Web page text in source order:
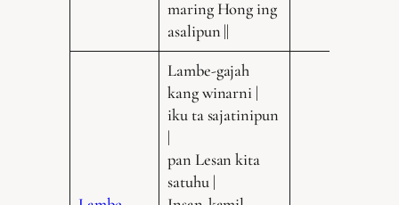
maring Hong ing
asalipun ||
Lambe-gajah
kang winarni |
iku ta sajatinipun
|
pan Lesan kita
satuhu |